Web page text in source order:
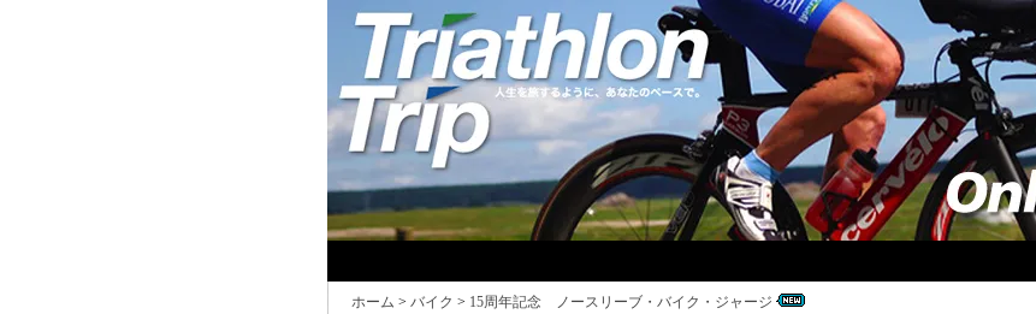
ホーム > バイク > 15周年記念 ノースリーブ・バイク・ジャージ